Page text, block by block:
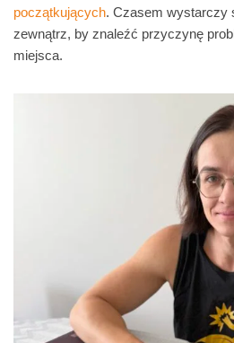
początkujących. Czasem wystarczy
zewnątrz, by znaleźć przyczynę
miejsca.